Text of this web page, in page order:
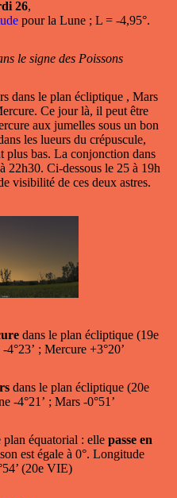
26,
pour la Lune ; L = -4,95°.
le signe des Poissons
dans le plan écliptique , Mars
Ce jour là, il peut être
aux jumelles sous un bon
les lueurs du crépuscule,
plus bas. La conjonction dans
22h30. Ci-dessous le 25 à 19h
visibilité de ces deux astres.
dans le plan écliptique (19e
; Mercure +3°20’
dans le plan écliptique (20e
-4°21’ ; Mars -0°51’
plan équatorial : elle passe en
est égale à 0°. Longitude
(20e VIE)